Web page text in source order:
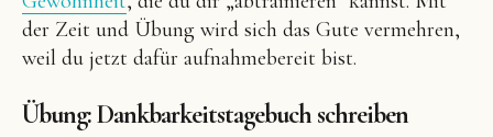
der Zeit und Übung wird sich das Gute vermehren,
weil du jetzt dafür aufnahmebereit bist.
Übung: Dankbarkeitstagebuch schreiben